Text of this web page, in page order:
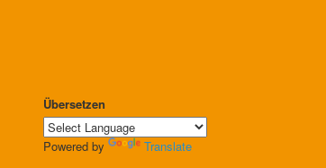
Übersetzen
Powered by Translate